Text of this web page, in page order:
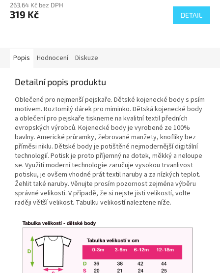
263,64 Kč bez DPH
319 Kč DETAIL
Popis Hodnocení Diskuze
Detailní popis produktu
Oblečené pro nejmenší pejskaře. Dětské kojenecké body s psím
motivem. Roztomilý dárek pro miminko. Dětská kojenecké body
a oblečení pro pejskaře tiskneme na kvalitní textil předních
evropských výrobců. Kojenecké body je vyrobené ze 100%
bavlny. Americké průramky, žebrované manžety, knoflíky bez
příměsi niklu. Dětské body je potištěné nejmodernější digitální
technologií. Potisk je proto příjemný na dotek, měkký a neloupe
se. Využití moderní technologie zaručuje vysokou trvanlivost
potisku, je ovšem vhodné prát textil naruby a za nízkých teplot.
Žehlit také naruby. Věnujte prosím pozornost zejména výběru
správné velikosti. V případě, že si nejste jisti velikostí, volte
raději větší velikost. Tabulku velikostí naleztene níže.